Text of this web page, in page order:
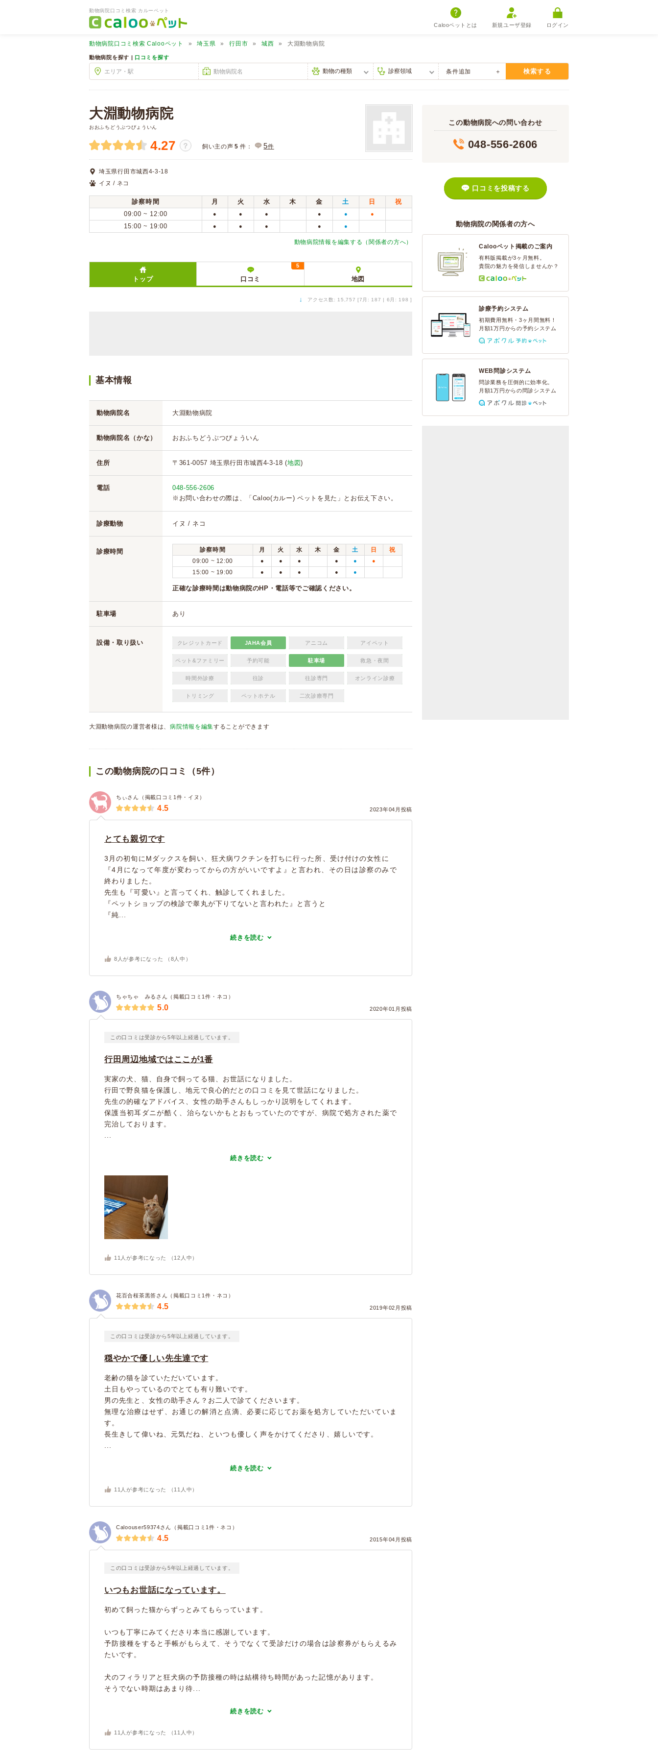
動物病院口コミ検索 カルーペット
Calooペットとは 新規ユーザ登録 ログイン
動物病院口コミ検索 Calooペット 埼玉県 行田市 城西 大淵動物病院
動物病院を探す | 口コミを探す
条件追加 検索する
大淵動物病院
おおふちどうぶつびょういん
4.27 ？ 飼い主の声 5 件： 5件
埼玉県行田市城西4-3-18
イヌ / ネコ
診察時間 月 火 水 木 金 土 日
祝
09:00 ~ 12:00
● ● ● ● ● ●
15:00 ~ 19:00 ● ● ● ● ●
動物病院情報を編集する（関係者の方へ）
トップ 口コミ
5
地図
↓ アクセス数: 15,757 [7月: 187 | 6月: 198 ]
基本情報
動物病院名 大淵動物病院
動物病院名（かな） おおふちどうぶつびょういん
住所 〒361-0057 埼玉県行田市城西4-3-18 (地図)
電話
048-556-2606
※お問い合わせの際は、「Caloo(カルー) ペットを見た」とお伝え下さい。
診療動物 イヌ / ネコ
診療時間 診察時間 月 火 水 木 金 土 日
祝
09:00 ~ 12:00
● ● ● ● ● ●
15:00 ~ 19:00 ● ● ● ● ●
正確な診療時間は動物病院のHP・電話等でご確認ください。
駐車場 あり
設備・取り扱い クレジットカード JAHA会員 アニコム アイペット
ペット&ファミリー 予約可能 駐車場 救急・夜間
時間外診療 往診 往診専門 オンライン診療
トリミング ペットホテル 二次診療専門
大淵動物病院の運営者様は、病院情報を編集することができます
この動物病院の口コミ（5件）
ちぃさん（掲載口コミ1件・イヌ）
2023年04月投稿
4.5
とても親切です
3月の初旬にMダックスを飼い、狂犬病ワクチンを打ちに行った所、受け付けの女性に
『4月になって年度が変わってからの方がいいですよ』と言われ、その日は診察のみで
終わりました。
先生も『可愛い』と言ってくれ、触診してくれました。
『ペットショップの検診で睾丸が下りてないと言われた』と言うと
『純...
続きを読む
8 人が参考になった （ 8 人中）
ちゃちゃ みるさん（掲載口コミ1件・ネコ）
2020年01月投稿
5.0
この口コミは受診から5年以上経過しています。
行田周辺地域ではここが1番
実家の犬、猫、自身で飼ってる猫、お世話になりました。
行田で野良猫を保護し、地元で良心的だとの口コミを見て世話になりました。
先生の的確なアドバイス、女性の助手さんもしっかり説明をしてくれます。
保護当初耳ダニが酷く、治らないかもとおもっていたのですが、病院で処方された薬で
完治しております。
続きを読む
11 人が参考になった （ 12 人中）
花百合桜茶黒答さん（掲載口コミ1件・ネコ）
2019年02月投稿
4.5
この口コミは受診から5年以上経過しています。
穏やかで優しい先生達です
老齢の猫を診ていただいています。
土日もやっているのでとても有り難いです。
男の先生と、女性の助手さん？お二人で診てくださいます。
無理な治療はせず、お通じの解消と点滴、必要に応じてお薬を処方していただいていま
す。
長生きして偉いね、元気だね、といつも優しく声をかけてくださり、嬉しいです。
続きを読む
11 人が参考になった （ 11 人中）
Caloouser59374さん（掲載口コミ1件・ネコ）
2015年04月投稿
4.5
この口コミは受診から5年以上経過しています。
いつもお世話になっています。
初めて飼った猫からずっとみてもらっています。
いつも丁寧にみてくださり本当に感謝しています。
予防接種をすると手帳がもらえて、そうでなくて受診だけの場合は診察券がもらえるみ
たいです。
犬のフィラリアと狂犬病の予防接種の時は結構待ち時間があった記憶があります。
そうでない時期はあまり待...
続きを読む
11 人が参考になった （ 11 人中）
この動物病院への問い合わせ
048-556-2606
口コミを投稿する
動物病院の関係者の方へ
Calooペット掲載のご案内
有料版掲載が3ヶ月無料。
貴院の魅力を発信しませんか？
診療予約システム
初期費用無料・3ヶ月間無料！
月額1万円からの予約システム
WEB問診システム
問診業務を圧倒的に効率化。
月額1万円からの問診システム